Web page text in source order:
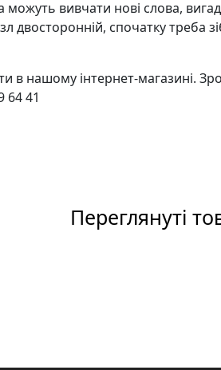
вивчати нові слова,
спочатку треба
нашому інтернет-магазині.
64 41
Переглянуті